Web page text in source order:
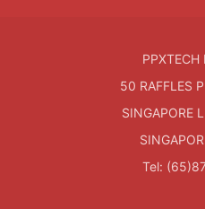
PPXTECH
50 RAFFLES
SINGAPORE
Tel: